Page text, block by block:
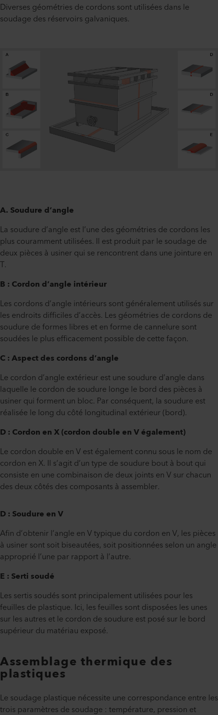
Diverses géométries de cordons sont utilisées dans le
soudage des réservoirs galvaniques.
A. Soudure d’angle
La soudure d’angle est l’une des géométries de cordons les
plus couramment utilisées. Il est produit par le soudage de
deux pièces à usiner qui se rencontrent dans une jointure en
T.
B : Cordon d’angle intérieur
Les cordons d’angle intérieurs sont généralement utilisés sur
les endroits difficiles d’accès. Les géométries de cordons de
soudure de formes libres et en forme de cannelure sont
soudées le plus efficacement possible de cette façon.
C : Aspect des cordons d’angle
Le cordon d’angle extérieur est une soudure d’angle dans
laquelle le cordon de soudure longe le bord des pièces à
usiner qui forment un bloc. Par conséquent, la soudure est
réalisée le long du côté longitudinal extérieur (bord).
D : Cordon en X (cordon double en V également)
Le cordon double en V est également connu sous le nom de
cordon en X. Il s’agit d’un type de soudure bout à bout qui
consiste en une combinaison de deux joints en V sur chacun
des deux côtés des composants à assembler.
D : Soudure en V
Afin d’obtenir l’angle en V typique du cordon en V, les pièces
à usiner sont soit biseautées, soit positionnées selon un angle
approprié l’une par rapport à l’autre.
E : Serti soudé
Les sertis soudés sont principalement utilisées pour les
feuilles de plastique. Ici, les feuilles sont disposées les unes
sur les autres et le cordon de soudure est posé sur le bord
supérieur du matériau exposé.
Assemblage thermique des
plastiques
Le soudage plastique nécessite une correspondance entre les
trois paramètres de soudage : température, pression et